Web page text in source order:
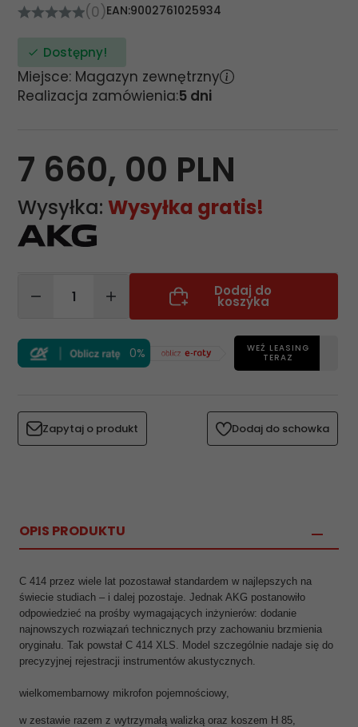
(0)EAN:9002761025934
Dostępny!
Miejsce: Magazyn zewnętrzny
Realizacja zamówienia:5 dni
7 660, 00 PLN
Wysyłka: Wysyłka gratis!
Dodaj do
koszyka
0%
WEŹ LEASING
TERAZ
Zapytaj o produkt Dodaj do schowka
OPIS PRODUKTU
C 414 przez wiele lat pozostawał standardem w najlepszych na
świecie studiach – i dalej pozostaje. Jednak AKG postanowiło
odpowiedzieć na prośby wymagających inżynierów: dodanie
najnowszych rozwiązań technicznych przy zachowaniu brzmienia
oryginału. Tak powstał C 414 XLS. Model szczególnie nadaje się do
precyzyjnej rejestracji instrumentów akustycznych.
wielkomembarnowy mikrofon pojemnościowy,
w zestawie razem z wytrzymałą walizką oraz koszem H 85,